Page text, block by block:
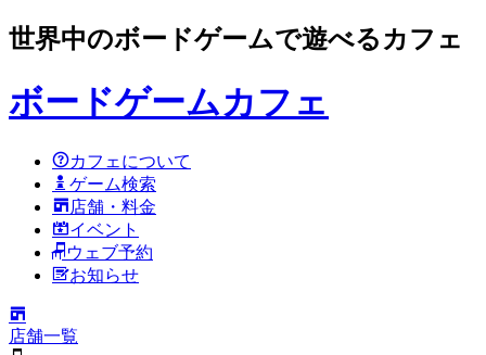
世界中のボードゲームで遊べるカフェ
ボードゲームカフェ
カフェについて
ゲーム検索
店舗・料金
イベント
ウェブ予約
お知らせ
店舗一覧